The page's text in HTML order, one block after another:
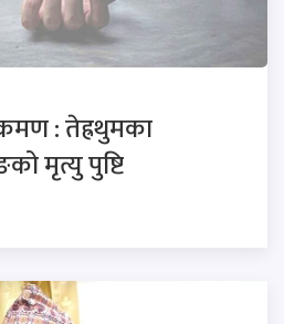
: तेह्रथुमका
मृत्यु पुष्टि